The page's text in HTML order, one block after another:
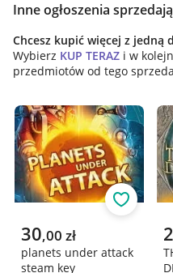
Inne ogłoszenia
Chcesz kupić więcej z jedną
Wybierz KUP TERAZ i w
przedmiotów od tego
Aktualna cena
30,00 zł
planets under attack
steam key
Obserwuj